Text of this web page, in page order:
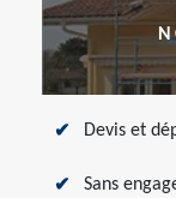
Devis et
Sans